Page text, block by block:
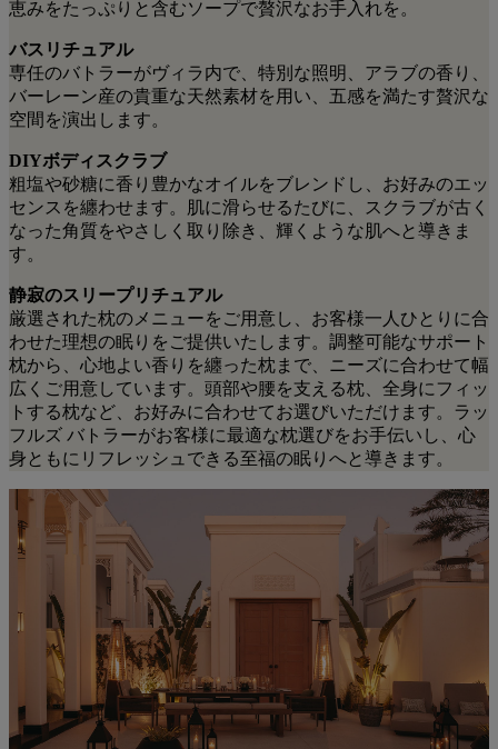
恵みをたっぷりと含むソープで贅沢なお手入れを。
バスリチュアル
専任のバトラーがヴィラ内で、特別な照明、アラブの香り、
バーレーン産の貴重な天然素材を用い、五感を満たす贅沢な
空間を演出します。
DIYボディスクラブ
粗塩や砂糖に香り豊かなオイルをブレンドし、お好みのエッ
センスを纏わせます。肌に滑らせるたびに、スクラブが古く
なった角質をやさしく取り除き、輝くような肌へと導きま
す。
静寂のスリープリチュアル
厳選された枕のメニューをご用意し、お客様一人ひとりに合
わせた理想の眠りをご提供いたします。調整可能なサポート
枕から、心地よい香りを纏った枕まで、ニーズに合わせて幅
広くご用意しています。頭部や腰を支える枕、全身にフィッ
トする枕など、お好みに合わせてお選びいただけます。ラッ
フルズ バトラーがお客様に最適な枕選びをお手伝いし、心
身ともにリフレッシュできる至福の眠りへと導きます。